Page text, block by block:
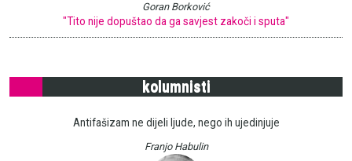
Goran Borković
"Tito nije dopuštao da ga savjest zakoči i sputa"
kolumnisti
Antifašizam ne dijeli ljude, nego ih ujedinjuje
Franjo Habulin